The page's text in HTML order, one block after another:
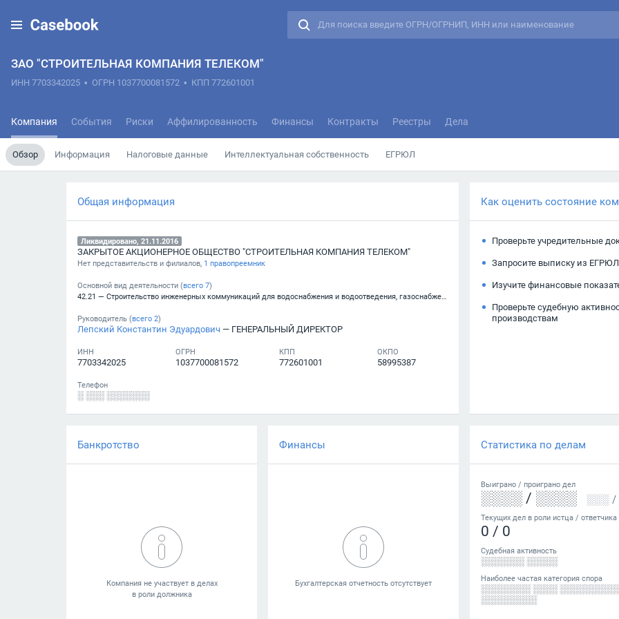
ЗАО "СТРОИТЕЛЬНАЯ КОМПАНИЯ ТЕЛЕКОМ"
ИНН 7703342025 • ОГРН 1037700081572 • КПП 772601001
Компания События Риски Аффилированность Финансы Контракты Реестры Дела
Обзор Информация Налоговые данные Интеллектуальная собственность ЕГРЮЛ
Общая информация
Ликвидировано, 21.11.2016
ЗАКРЫТОЕ АКЦИОНЕРНОЕ ОБЩЕСТВО "СТРОИТЕЛЬНАЯ КОМПАНИЯ ТЕЛЕКОМ"
Нет представительств и филиалов, 1 правопреемник
Основной вид деятельности (всего 7)
42.21 — Строительство инженерных коммуникаций для водоснабжения и водоотведения, газоснабжения
Руководитель (всего 2)
Лепский Константин Эдуардович — ГЕНЕРАЛЬНЫЙ ДИРЕКТОР
ИНН
7703342025
ОГРН
1037700081572
КПП
772601001
ОКПО
58995387
Телефон
░ ░░░ ░░░░░░░
Как оценить состояние
Проверьте учредительные
Запросите выписку из ЕГРЮЛ
Изучите финансовые
Проверьте судебную
производствам
Банкротство Финансы Статистика по делам
Выиграно / проиграно дел
░░░░ / ░░░░ ░░░ /
Текущих дел в роли истца / ответчика
0 / 0
Судебная активность
░░░░░░░ ░░░░░
Наиболее частая категория спора
░░░░░░░░ ░░░░
░░░░░░░░░